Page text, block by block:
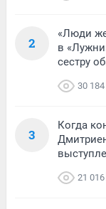
2
«Люди
в
сестру
30 184
3
Когда
21 016